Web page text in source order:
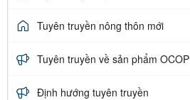
Tuyên truyền nông thôn mới
Tuyên truyền về sản phẩm OCOP
Định hướng tuyên truyền